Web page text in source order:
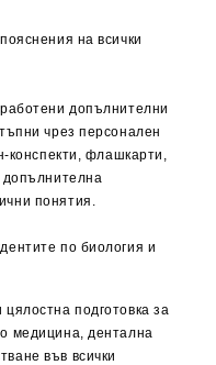
на всички
допълнителни
чрез персонален
конспекти, флашкарти,
допълнителна
понятия.
по биология и
подготовка за
медицина, дентална
във всички